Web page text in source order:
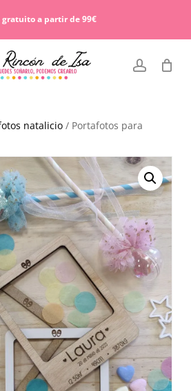
gratuito a partir de 99€
account
Cart
natalicio/ Portafotos para